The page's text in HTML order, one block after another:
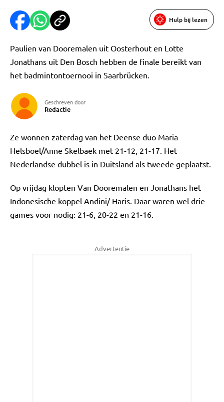
Hulp bij lezen
Paulien van Dooremalen uit Oosterhout en Lotte
Jonathans uit Den Bosch hebben de finale bereikt van
het badmintontoernooi in Saarbrücken.
Geschreven door
Redactie
Ze wonnen zaterdag van het Deense duo Maria
Helsboel/Anne Skelbaek met 21-12, 21-17. Het
Nederlandse dubbel is in Duitsland als tweede geplaatst.
Op vrijdag klopten Van Dooremalen en Jonathans het
Indonesische koppel Andini/ Haris. Daar waren wel drie
games voor nodig: 21-6, 20-22 en 21-16.
Advertentie